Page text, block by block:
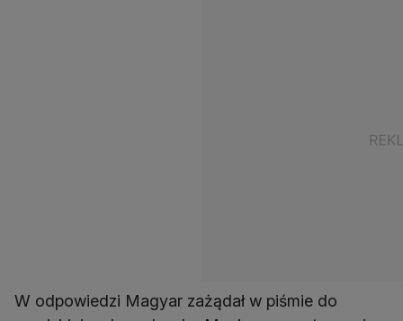
W odpowiedzi Magyar zażądał w piśmie do